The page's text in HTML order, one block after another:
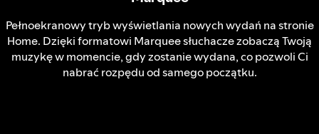
Pełnoekranowy tryb wyświetlania nowych wydań na stronie
Home. Dzięki formatowi Marquee słuchacze zobaczą Twoją
muzykę w momencie, gdy zostanie wydana, co pozwoli Ci
nabrać rozpędu od samego początku.